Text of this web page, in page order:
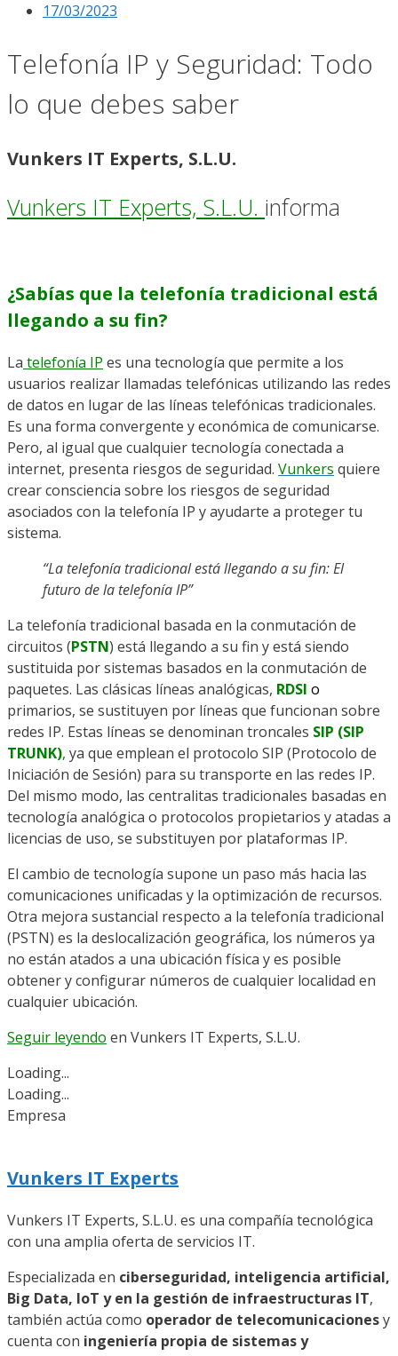
17/03/2023
Telefonía IP y Seguridad: Todo
lo que debes saber
Vunkers IT Experts, S.L.U.
Vunkers IT Experts, S.L.U. informa
¿Sabías que la telefonía tradicional está
llegando a su fin?
La telefonía IP es una tecnología que permite a los
usuarios realizar llamadas telefónicas utilizando las redes
de datos en lugar de las líneas telefónicas tradicionales.
Es una forma convergente y económica de comunicarse.
Pero, al igual que cualquier tecnología conectada a
internet, presenta riesgos de seguridad. Vunkers quiere
crear consciencia sobre los riesgos de seguridad
asociados con la telefonía IP y ayudarte a proteger tu
sistema.
“La telefonía tradicional está llegando a su fin: El
futuro de la telefonía IP”
La telefonía tradicional basada en la conmutación de
circuitos (PSTN) está llegando a su fin y está siendo
sustituida por sistemas basados en la conmutación de
paquetes. Las clásicas líneas analógicas, RDSI o
primarios, se sustituyen por líneas que funcionan sobre
redes IP. Estas líneas se denominan troncales SIP (SIP
TRUNK), ya que emplean el protocolo SIP (Protocolo de
Iniciación de Sesión) para su transporte en las redes IP.
Del mismo modo, las centralitas tradicionales basadas en
tecnología analógica o protocolos propietarios y atadas a
licencias de uso, se substituyen por plataformas IP.
El cambio de tecnología supone un paso más hacia las
comunicaciones unificadas y la optimización de recursos.
Otra mejora sustancial respecto a la telefonía tradicional
(PSTN) es la deslocalización geográfica, los números ya
no están atados a una ubicación física y es posible
obtener y configurar números de cualquier localidad en
cualquier ubicación.
Seguir leyendo en Vunkers IT Experts, S.L.U.
Loading...
Loading...
Empresa
Vunkers IT Experts
Vunkers IT Experts, S.L.U. es una compañía tecnológica
con una amplia oferta de servicios IT.
Especializada en ciberseguridad, inteligencia artificial,
Big Data, IoT y en la gestión de infraestructuras IT,
también actúa como operador de telecomunicacionesy
cuenta con ingeniería propia de sistemas y